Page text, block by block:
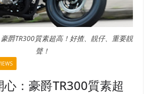
爵TR300質素超高！好揸、靚仔、重要靚
聲！
：豪爵TR300質素超